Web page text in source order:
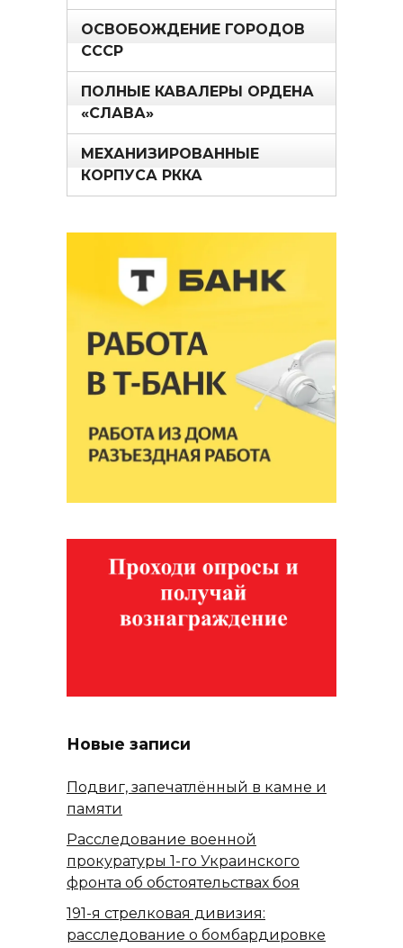
ОСВОБОЖДЕНИЕ ГОРОДОВ
СССР
ПОЛНЫЕ КАВАЛЕРЫ ОРДЕНА
«СЛАВА»
МЕХАНИЗИРОВАННЫЕ
КОРПУСА РККА
Новые записи
Подвиг, запечатлённый в камне и
памяти
Расследование военной
прокуратуры 1-го Украинского
фронта об обстоятельствах боя
191-я стрелковая дивизия:
расследование о бомбардировке